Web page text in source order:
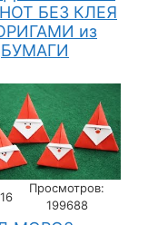
БЕЗ КЛЕЯ
из
БУМАГИ
Просмотров:
199688